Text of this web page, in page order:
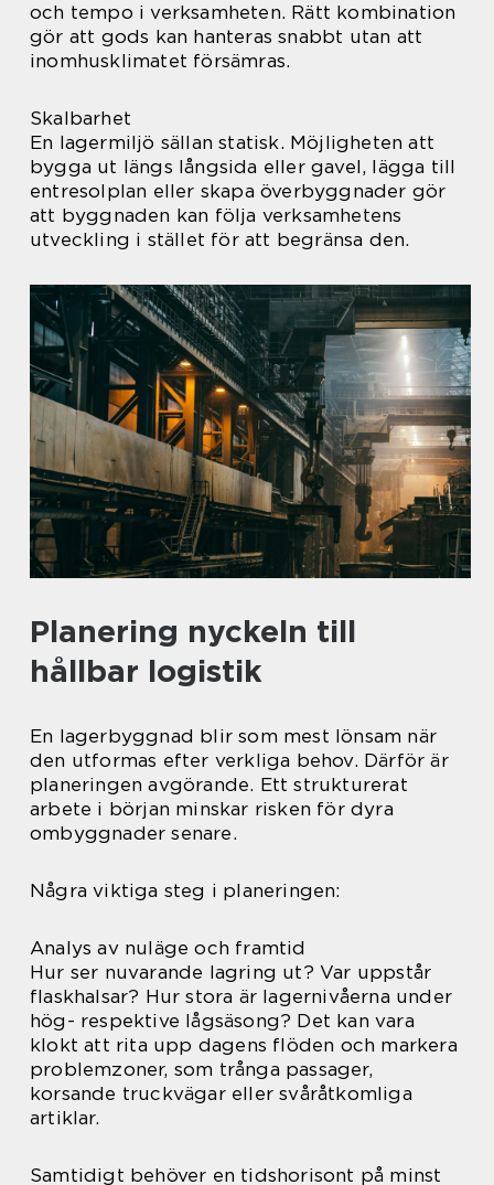
och tempo i verksamheten. Rätt kombination
gör att gods kan hanteras snabbt utan att
inomhusklimatet försämras.
Skalbarhet
En lagermiljö sällan statisk. Möjligheten att
bygga ut längs långsida eller gavel, lägga till
entresolplan eller skapa överbyggnader gör
att byggnaden kan följa verksamhetens
utveckling i stället för att begränsa den.
Planering nyckeln till
hållbar logistik
En lagerbyggnad blir som mest lönsam när
den utformas efter verkliga behov. Därför är
planeringen avgörande. Ett strukturerat
arbete i början minskar risken för dyra
ombyggnader senare.
Några viktiga steg i planeringen:
Analys av nuläge och framtid
Hur ser nuvarande lagring ut? Var uppstår
flaskhalsar? Hur stora är lagernivåerna under
hög- respektive lågsäsong? Det kan vara
klokt att rita upp dagens flöden och markera
problemzoner, som trånga passager,
korsande truckvägar eller svåråtkomliga
artiklar.
Samtidigt behöver en tidshorisont på minst